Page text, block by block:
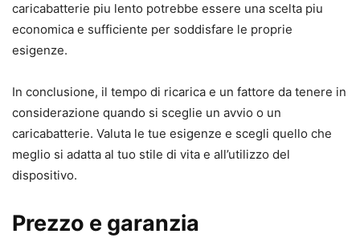
caricabatterie piu lento potrebbe essere una scelta piu
economica e sufficiente per soddisfare le proprie
esigenze.
In conclusione, il tempo di ricarica e un fattore da tenere in
considerazione quando si sceglie un avvio o un
caricabatterie. Valuta le tue esigenze e scegli quello che
meglio si adatta al tuo stile di vita e all’utilizzo del
dispositivo.
Prezzo e garanzia